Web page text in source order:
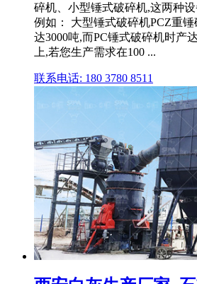
碎机、小型锤式破碎机,这两种
例如： 大型锤式破碎机PCZ重
达3000吨,而PC锤式破碎机时产
上,若您生产需求在100 ...
联系电话: 180 3780 8511